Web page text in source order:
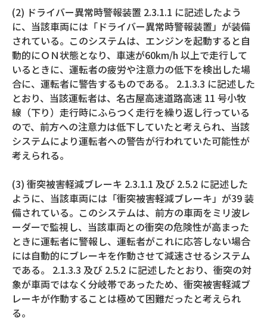
(2) ドライバー異常時警報装置 2.3.1.1 に記述したよう
に、当該車両には「ドライバー異常時警報装置」が装備
されている。このシステムは、エンジンを起動すると自
動的にＯＮ状態となり、車速が60km/h 以上で走行して
いるときに、運転者の疲労や注意力の低下を検出した場
合に、運転者に警告するものである。 2.1.3.3 に記述した
とおり、当該運転者は、名古屋高速道路高速 11 号小牧
線（下り）走行時にふらつく走行を繰り返し行っている
ので、前方への注意力は低下していたと考えられ、当該
システムにより運転者への警告が行われていた可能性が
考えられる。
(3) 衝突被害軽減ブレーキ 2.3.1.1 及び 2.5.2 に記述した
ように、当該車両には「衝突被害軽減ブレーキ」が39 装
備されている。このシステムは、前方の車両をミリ波レ
ーダーで監視し、当該車両との衝突の危険性が高まった
ときに運転者に警報し、運転者がこれに応答しない場合
には自動的にブレーキを作動させて減速させるシステム
である。 2.1.3.3 及び 2.5.2 に記述したとおり、衝突の対
象が車両ではなく分岐帯であったため、衝突被害軽減ブ
レーキが作動することは極めて困難だったと考えられ
る。